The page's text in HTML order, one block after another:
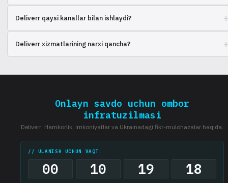
integratsiya
Deliverr qaysi kanallar bilan ishlaydi?
Deliverr xizmatlarining narxi qancha?
Onlayn savdo uchun ombor
infratuzilmasi
Deliverr: Hamkorlik, imkoniyatlar va Ukrainadagi fikr-mulohazalar haqida.
// ULANISH UCHUN VAQT:
00 10 19 17